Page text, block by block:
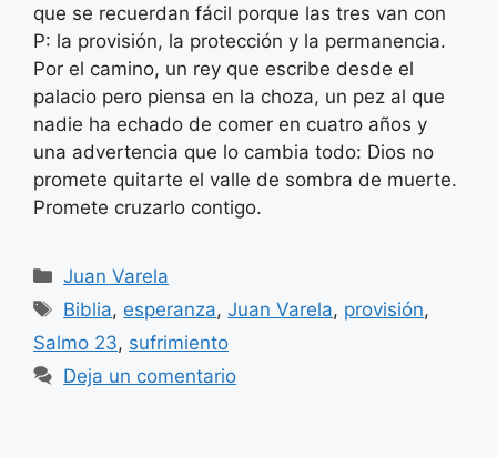
que se recuerdan fácil porque las tres van con
P: la provisión, la protección y la permanencia.
Por el camino, un rey que escribe desde el
palacio pero piensa en la choza, un pez al que
nadie ha echado de comer en cuatro años y
una advertencia que lo cambia todo: Dios no
promete quitarte el valle de sombra de muerte.
Promete cruzarlo contigo.
Categorías
Juan Varela
Etiquetas
Biblia, esperanza,Juan Varela, provisión,
Salmo 23, sufrimiento
Deja un comentario